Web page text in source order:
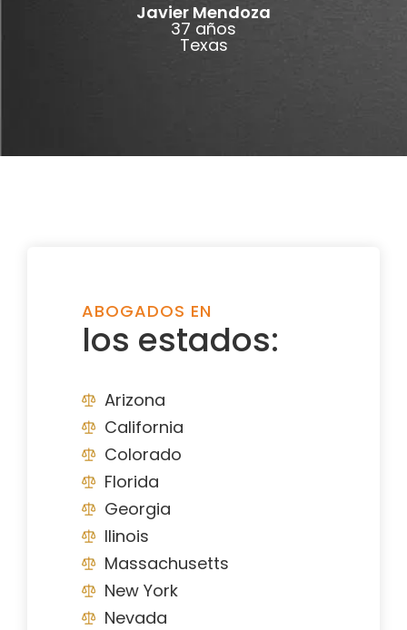
Javier Mendoza
37 años
Texas
ABOGADOS EN
los estados:
Arizona
California
Colorado
Florida
Georgia
Ilinois
Massachusetts
New York
Nevada